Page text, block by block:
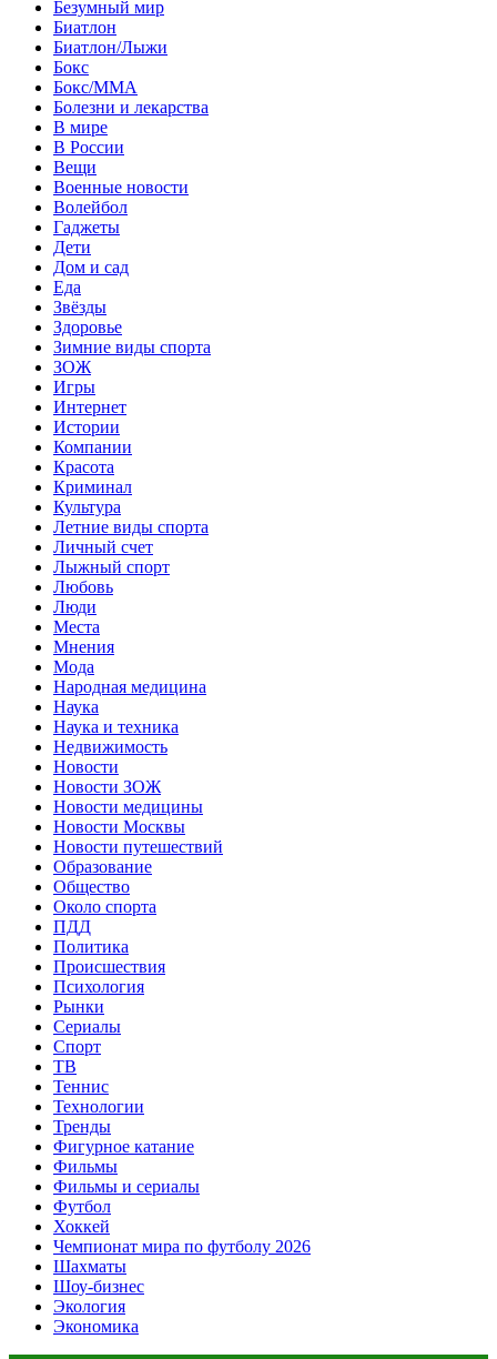
Безумный мир
Биатлон
Биатлон/Лыжи
Бокс
Бокс/MMA
Болезни и лекарства
В мире
В России
Вещи
Военные новости
Волейбол
Гаджеты
Дети
Дом и сад
Еда
Звёзды
Здоровье
Зимние виды спорта
ЗОЖ
Игры
Интернет
Истории
Компании
Красота
Криминал
Культура
Летние виды спорта
Личный счет
Лыжный спорт
Любовь
Люди
Места
Мнения
Мода
Народная медицина
Наука
Наука и техника
Недвижимость
Новости
Новости ЗОЖ
Новости медицины
Новости Москвы
Новости путешествий
Образование
Общество
Около спорта
ПДД
Политика
Происшествия
Психология
Рынки
Сериалы
Спорт
ТВ
Теннис
Технологии
Тренды
Фигурное катание
Фильмы
Фильмы и сериалы
Футбол
Хоккей
Чемпионат мира по футболу 2026
Шахматы
Шоу-бизнес
Экология
Экономика